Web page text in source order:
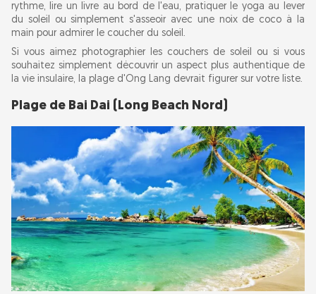
rythme, lire un livre au bord de l'eau, pratiquer le yoga au lever
du soleil ou simplement s'asseoir avec une noix de coco à la
main pour admirer le coucher du soleil.
Si vous aimez photographier les couchers de soleil ou si vous
souhaitez simplement découvrir un aspect plus authentique de
la vie insulaire, la plage d'Ong Lang devrait figurer sur votre liste.
Plage de Bai Dai (Long Beach Nord)